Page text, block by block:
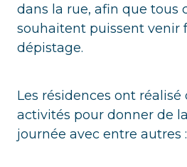
dans la rue, afin que tous
souhaitent puissent venir
dépistage.
Les résidences ont
activités pour donner de
journée avec entre autres :